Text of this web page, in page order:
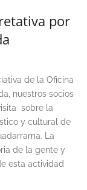
por
de la Oficina
nuestros socios
sobre la
y cultural de
La
de la gente y
esta actividad